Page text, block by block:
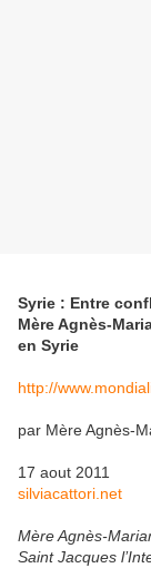
Syrie : Entre
Mère Agnès-
en Syrie
http://
par Mère Agnès-
17 aout 2011
silviacattori.net
Mère Agnès-
Saint Jacques